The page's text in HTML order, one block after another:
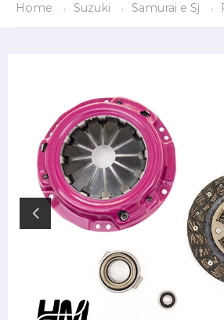
Home Suzuki Samurai e Sj